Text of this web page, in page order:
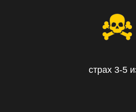
страх 3-5